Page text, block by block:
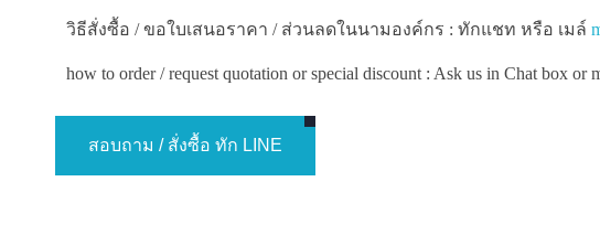
วิธีสั่งซื้อ / ขอใบเสนอราคา / ส่วนลดในนามองค์กร : ทักแชท หรือ เมล์
how to order / request quotation or special discount : Ask us in Chat box or
สอบถาม / สั่งซื้อ ทัก LINE